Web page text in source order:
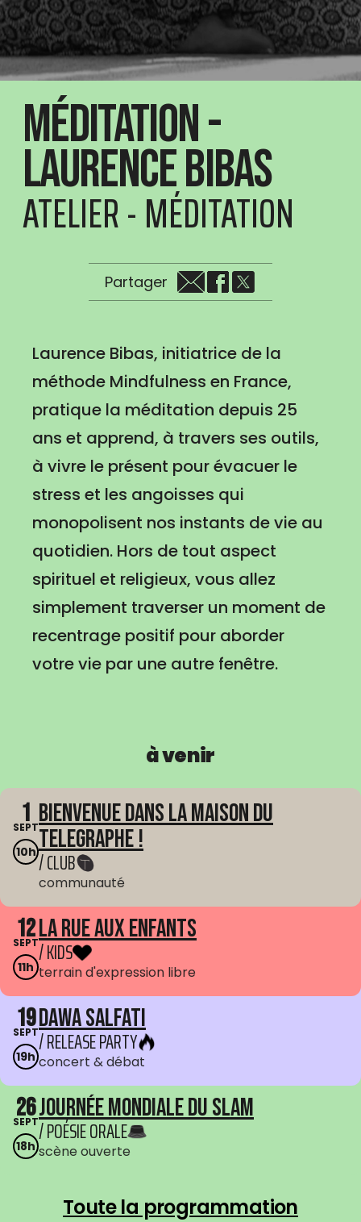
Méditation -
Laurence Bibas
ATELIER - MÉDITATION
Partager
Laurence Bibas, initiatrice de la
méthode Mindfulness en France,
pratique la méditation depuis 25
ans et apprend, à travers ses outils,
à vivre le présent pour évacuer le
stress et les angoisses qui
monopolisent nos instants de vie au
quotidien. Hors de tout aspect
spirituel et religieux, vous allez
simplement traverser un moment de
recentrage positif pour aborder
votre vie par une autre fenêtre.
à venir
1
SEPT
10h
Bienvenue dans La Maison du
Telegraphe !
/ CLUB
communauté
12
SEPT
11h
La Rue aux enfants
/ KIDS
terrain d'expression libre
19
SEPT
19h
Dawa Salfati
/ RELEASE PARTY
concert & débat
26
SEPT
18h
Journée mondiale du Slam
/ POÉSIE ORALE
scène ouverte
Toute la programmation